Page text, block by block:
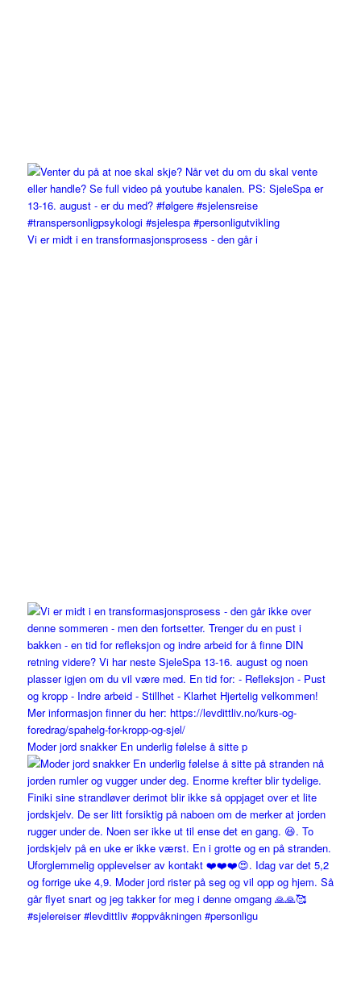
Vi er midt i en transformasjonsprosess - den går i
Moder jord snakker En underlig følelse å sitte p
#sjelereiser #levdittliv #oppvåkningen #personligu